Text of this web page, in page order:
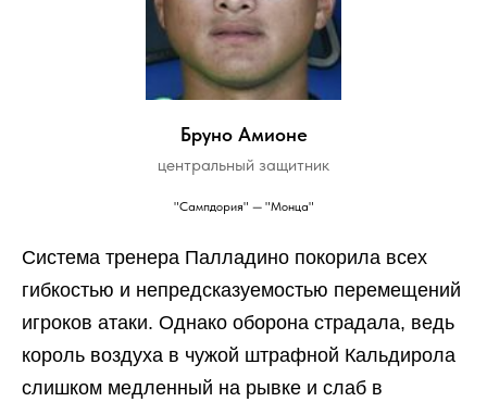
Бруно Амионе
центральный защитник
"Сампдория" — "Монца"
Система тренера Палладино покорила всех
гибкостью и непредсказуемостью перемещений
игроков атаки. Однако оборона страдала, ведь
король воздуха в чужой штрафной Кальдирола
слишком медленный на рывке и слаб в